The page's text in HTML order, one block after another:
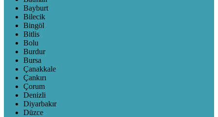
Bayburt
Bilecik
Bingöl
Bitlis
Bolu
Burdur
Bursa
Çanakkale
Çankırı
Çorum
Denizli
Diyarbakır
Düzce